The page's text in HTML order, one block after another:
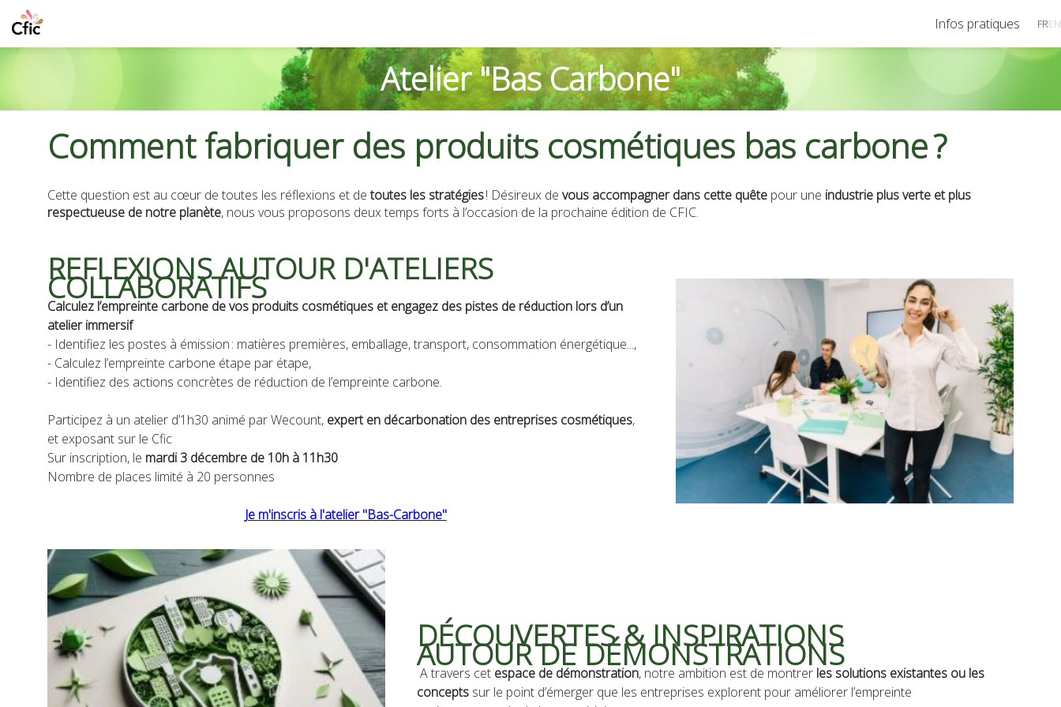
Infos pratiques FREN
Atelier "Bas Carbone"
Comment fabriquer des produits cosmétiques bas carbone ?
Cette question est au cœur de toutes les réflexions et detoutes les stratégies! Désireux de vous accompagner dans cette quête pour une industrie plus verte et plus
respectueuse de notre planète, nous vous proposons deux temps forts à l’occasion de la prochaine édition de CFIC.
REFLEXIONS AUTOUR D'ATELIERS
COLLABORATIFS
Calculez l’empreinte carbone de vos produits cosmétiques et engagez des pistes de réduction lors d’un
atelier immersif
- Identifiez les postes à émission : matières premières, emballage, transport, consommation énergétique...,
- Calculez l’empreinte carbone étape par étape,
- Identifiez des actions concrètes de réduction de l’empreinte carbone.
Participez à un atelier d’1h30 animé par Wecount, expert en décarbonation des entreprises cosmétiques,
et exposant sur le Cfic
Sur inscription, le mardi 3 décembre de 10h à 11h30
Nombre de places limité à 20 personnes
Je m'inscris à l'atelier "Bas-Carbone"
DÉCOUVERTES & INSPIRATIONS
AUTOUR DE DÉMONSTRATIONS
A travers cet espace de démonstration, notre ambition est de montrer les solutions existantes ou les
concepts sur le point d’émerger que les entreprises explorent pour améliorer l’empreinte